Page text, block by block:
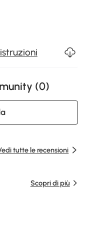
(0)
tutte le recensioni
Scopri di più